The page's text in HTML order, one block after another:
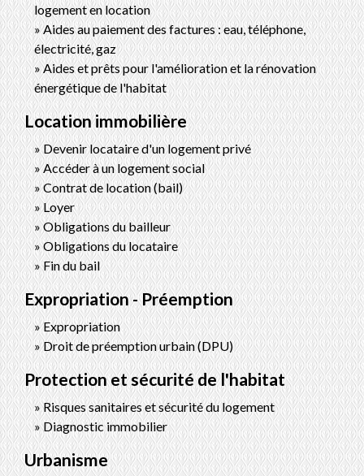
logement en location
Aides au paiement des factures : eau, téléphone,
électricité, gaz
Aides et prêts pour l'amélioration et la rénovation
énergétique de l'habitat
Location immobilière
Devenir locataire d'un logement privé
Accéder à un logement social
Contrat de location (bail)
Loyer
Obligations du bailleur
Obligations du locataire
Fin du bail
Expropriation - Préemption
Expropriation
Droit de préemption urbain (DPU)
Protection et sécurité de l'habitat
Risques sanitaires et sécurité du logement
Diagnostic immobilier
Urbanisme